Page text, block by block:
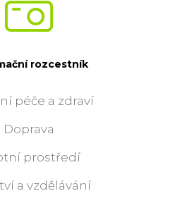
rozcestník
péče a zdraví
Doprava
prostředí
a vzdělávání